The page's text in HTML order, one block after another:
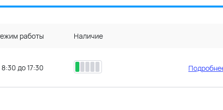
работы Наличие
8:30 до 17:30